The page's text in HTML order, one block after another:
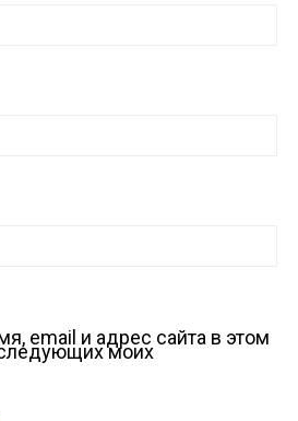
email и адрес сайта в этом
моих